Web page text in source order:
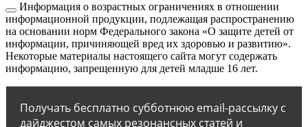
Информация о возрастных ограничениях в отношении
информационной продукции, подлежащая распространению
на основании норм Федерального закона «О защите детей от
информации, причиняющей вред их здоровью и развитию».
Некоторые материалы настоящего сайта могут содержать
информацию, запрещенную для детей младше 16 лет.
Получать бесплатно субботнюю email-рассылку с
дайджестом самых резонансных статей и